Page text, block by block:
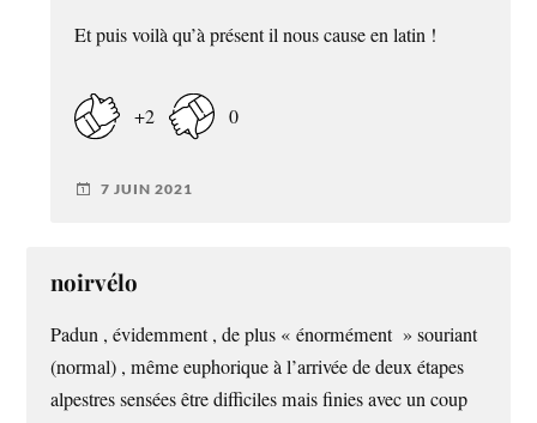
Et puis voilà qu’à présent il nous cause en latin !
+2 0
7 JUIN 2021
noirvélo
Padun , évidemment , de plus « énormément » souriant
(normal) , même euphorique à l’arrivée de deux étapes
alpestres sensées être difficiles mais finies avec un coup